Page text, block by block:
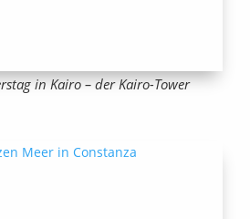
in Kairo – der Kairo-Tower